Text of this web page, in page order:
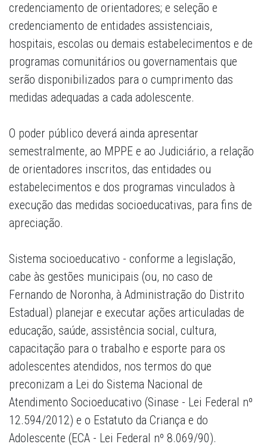
credenciamento de orientadores; e seleção e
credenciamento de entidades assistenciais,
hospitais, escolas ou demais estabelecimentos e de
programas comunitários ou governamentais que
serão disponibilizados para o cumprimento das
medidas adequadas a cada adolescente.
O poder público deverá ainda apresentar
semestralmente, ao MPPE e ao Judiciário, a relação
de orientadores inscritos, das entidades ou
estabelecimentos e dos programas vinculados à
execução das medidas socioeducativas, para fins de
apreciação.
Sistema socioeducativo - conforme a legislação,
cabe às gestões municipais (ou, no caso de
Fernando de Noronha, à Administração do Distrito
Estadual) planejar e executar ações articuladas de
educação, saúde, assistência social, cultura,
capacitação para o trabalho e esporte para os
adolescentes atendidos, nos termos do que
preconizam a Lei do Sistema Nacional de
Atendimento Socioeducativo (Sinase - Lei Federal nº
12.594/2012) e o Estatuto da Criança e do
Adolescente (ECA - Lei Federal nº 8.069/90).